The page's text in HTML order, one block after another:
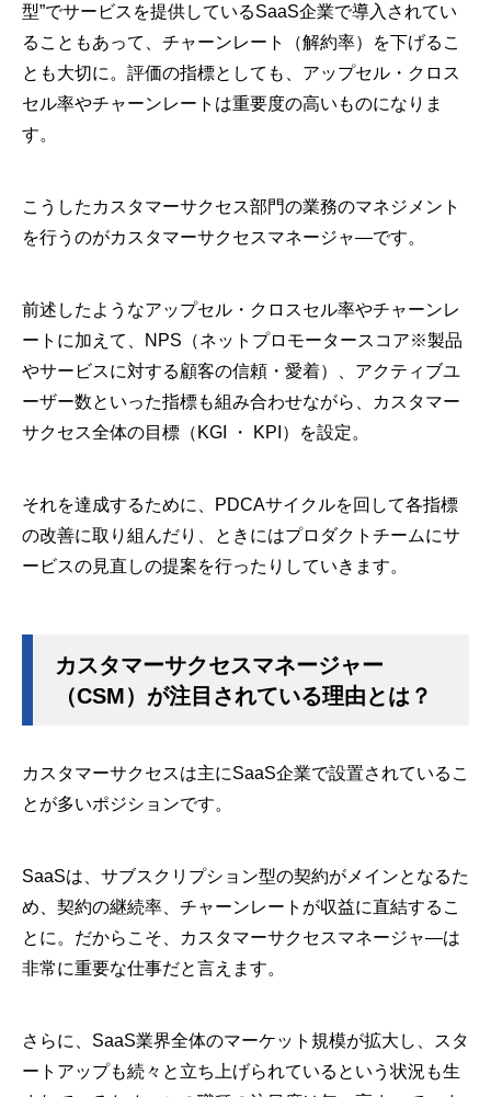
型”でサービスを提供しているSaaS企業で導入されてい
ることもあって、チャーンレート（解約率）を下げるこ
とも大切に。評価の指標としても、アップセル・クロス
セル率やチャーンレートは重要度の高いものになりま
す。
こうしたカスタマーサクセス部門の業務のマネジメント
を行うのがカスタマーサクセスマネージャ―です。
前述したようなアップセル・クロスセル率やチャーンレ
ートに加えて、NPS（ネットプロモータースコア※製品
やサービスに対する顧客の信頼・愛着）、アクティブユ
ーザー数といった指標も組み合わせながら、カスタマー
サクセス全体の目標（KGI ・ KPI）を設定。
それを達成するために、PDCAサイクルを回して各指標
の改善に取り組んだり、ときにはプロダクトチームにサ
ービスの見直しの提案を行ったりしていきます。
カスタマーサクセスマネージャー
（CSM）が注目されている理由とは？
カスタマーサクセスは主にSaaS企業で設置されているこ
とが多いポジションです。
SaaSは、サブスクリプション型の契約がメインとなるた
め、契約の継続率、チャーンレートが収益に直結するこ
とに。だからこそ、カスタマーサクセスマネージャ―は
非常に重要な仕事だと言えます。
さらに、SaaS業界全体のマーケット規模が拡大し、スタ
ートアップも続々と立ち上げられているという状況も生